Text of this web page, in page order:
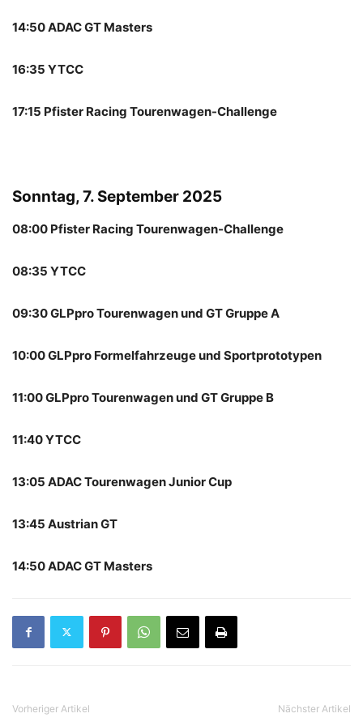
14:50 ADAC GT Masters
16:35 YTCC
17:15 Pfister Racing Tourenwagen-Challenge
Sonntag, 7. September 2025
08:00 Pfister Racing Tourenwagen-Challenge
08:35 YTCC
09:30 GLPpro Tourenwagen und GT Gruppe A
10:00 GLPpro Formelfahrzeuge und Sportprototypen
11:00 GLPpro Tourenwagen und GT Gruppe B
11:40 YTCC
13:05 ADAC Tourenwagen Junior Cup
13:45 Austrian GT
14:50 ADAC GT Masters
Vorheriger Artikel Nächster Artikel